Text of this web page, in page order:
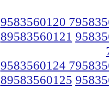
9583560120
89583560121
9583560124
89583560125